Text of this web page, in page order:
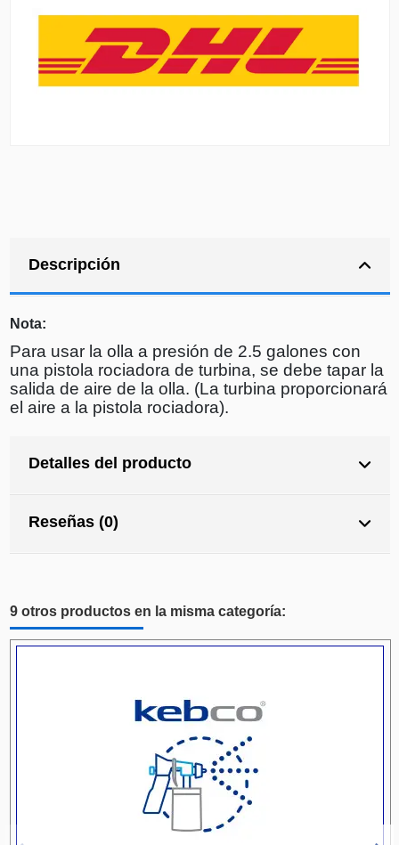
Descripción
Nota:
Para usar la olla a presión de 2.5 galones con
una pistola rociadora de turbina, se debe tapar la
salida de aire de la olla. (La turbina proporcionará
el aire a la pistola rociadora).
Detalles del producto
Reseñas (0)
9 otros productos en la misma categoría: